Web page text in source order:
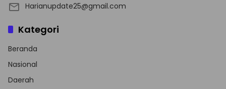
Harianupdate25@gmail.com
Kategori
Beranda
Nasional
Daerah